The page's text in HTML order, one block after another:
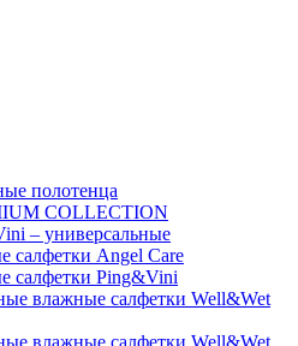
полотенца
COLLECTION
– универсальные
салфетки Angel Care
салфетки Ping&Vini
влажные салфетки Well&Wet
влажные салфетки Well&Wet